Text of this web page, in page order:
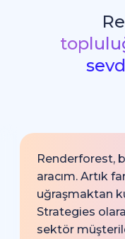
Renderforest,
aracım. Artık
uğraşmaktan
Strategies
sektör